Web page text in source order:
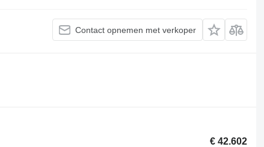
Contact opnemen met verkoper
€ 42.602